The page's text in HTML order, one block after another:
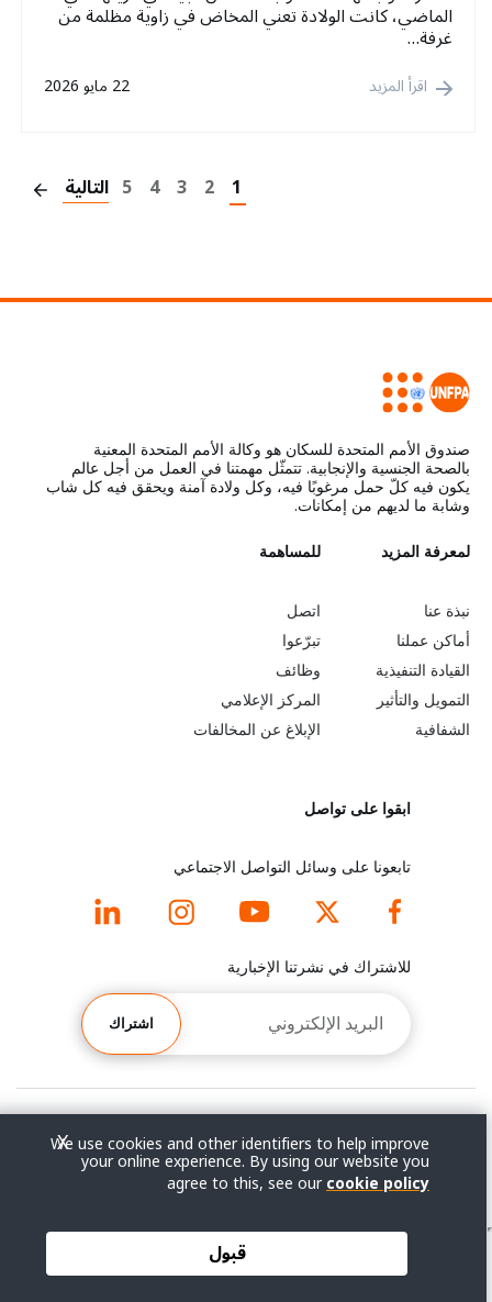
الماضي، كانت الولادة تعني المخاض في زاوية مظلمة من
غرفة…
22 مايو 2026 اقرأ المزيد
1
2
3
4
5 التالية
صندوق الأمم المتحدة للسكان هو وكالة الأمم المتحدة المعنية
بالصحة الجنسية والإنجابية. تتمثّل مهمتنا في العمل من أجل عالم
يكون فيه كلّ حمل مرغوبًا فيه، وكل ولادة آمنة ويحقق فيه كل شاب
وشابة ما لديهم من إمكانات.
L
e
a
r
n
t
لمعرفة المزيد
نبذة عنا
أماكن عملنا
القيادة التنفيذية
التمويل والتأثير
الشفافية
G
o
b
e
y
n
d
f
o
o
t
e
r
m
e
n
للمساهمة
اتصل
تبرّعوا
وظائف
المركز الإعلامي
الإبلاغ عن المخالفات
ابقوا على تواصل
تابعونا على وسائل التواصل الاجتماعي
للاشتراك في نشرتنا الإخبارية
الإلكتروني
اشتراك
شروط الاستخدام| سياسة الخصوصية | خريطة الموقع
We use cookies and other identifiers to help improve
your online experience. By using our website you
agree to this, see ourcookie policy
قبول
X